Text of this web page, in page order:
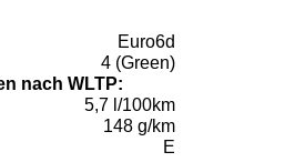
Euro6d
4 (Green)
nach WLTP:
5,7 l/100km
148 g/km
E